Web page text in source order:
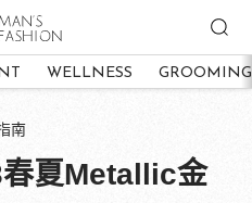
WELLNESS GROOMING
南
夏Metallic金